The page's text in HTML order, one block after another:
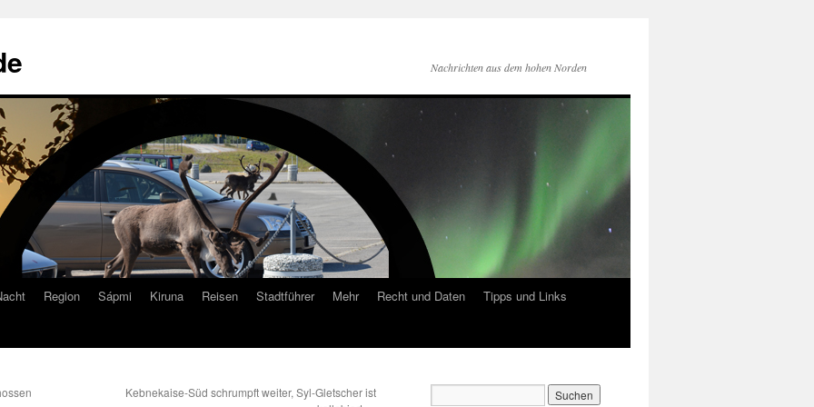
Nachrichten aus dem hohen Norden
Region Sápmi Kiruna Reisen Stadtführer Mehr Recht und Daten
Tipps und Links
Kebnekaise-Süd schrumpft weiter, Syl-Gletscher ist